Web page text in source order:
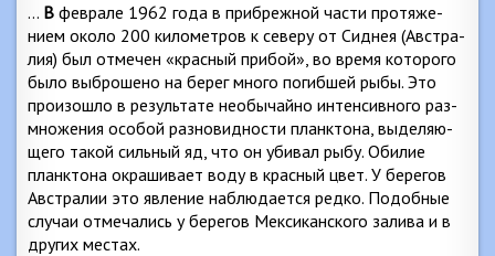
… В феврале 1962 года в прибрежной части протяже­
нием около 200 километров к северу от Сиднея (Австра­
лия) был отмечен «красный прибой», во время которого
было выброшено на берег много погибшей рыбы. Это
произошло в результате необычайно интенсивного раз­
множения особой разновидности планктона, выделяю­
щего такой сильный яд, что он убивал рыбу. Обилие
планктона окрашивает воду в красный цвет. У берегов
Австралии это явление наблюдается редко. Подобные
случаи отмечались у берегов Мексиканского залива и в
других местах.